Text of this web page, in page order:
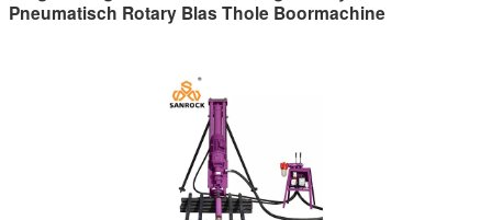
Pneumatisch Rotary Blas Thole Boormachine